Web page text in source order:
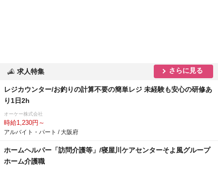
求人特集 さらに見る
レジカウンター/お釣りの計算不要の簡単レジ 未経験も安心の研修あ
り1日2h
オーケー株式会社
時給1,230円～
アルバイト・パート / 大阪府
ホームヘルパー「訪問介護等」/寝屋川ケアセンターそよ風グループ
ホーム介護職